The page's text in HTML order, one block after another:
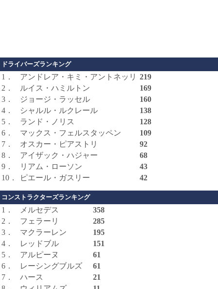
ドライバーズランキング
1． アンドレア・キミ・アントネッリ 219
2．
ルイス・ハミルトン
169
3．
ジョージ・ラッセル
160
4．
シャルル・ルクレール
138
5．
ランド・ノリス
128
6．
マックス・フェルスタッペン
109
7．
オスカー・ピアストリ
92
8．
アイザック・ハジャー
68
9．
リアム・ローソン
43
10．
ピエール・ガスリー 42
コンストラクターズランキング
1． メルセデス
358
2．
フェラーリ
285
3．
マクラーレン
195
4．
レッドブル
151
5．
アルピーヌ
61
6．
レーシングブルズ
61
7．
ハース
21